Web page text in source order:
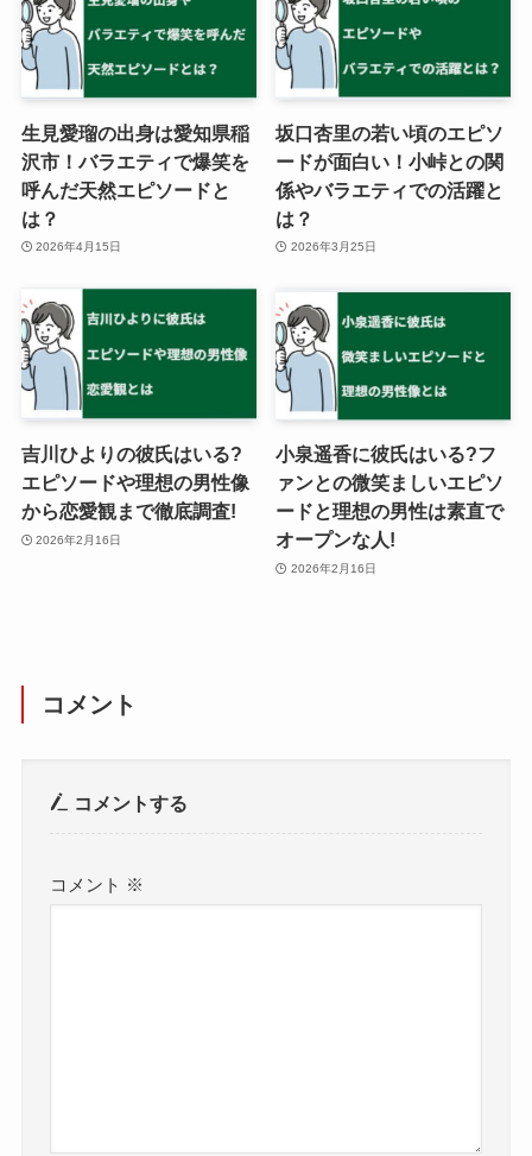
生見愛瑠の出身は愛知県稲
沢市！バラエティで爆笑を
呼んだ天然エピソードと
は？
2026年4月15日
坂口杏里の若い頃のエピソ
ードが面白い！小峠との関
係やバラエティでの活躍と
は？
2026年3月25日
吉川ひよりの彼氏はいる?
エピソードや理想の男性像
から恋愛観まで徹底調査!
2026年2月16日
小泉遥香に彼氏はいる?フ
ァンとの微笑ましいエピソ
ードと理想の男性は素直で
オープンな人!
2026年2月16日
コメント
コメントする
コメント ※